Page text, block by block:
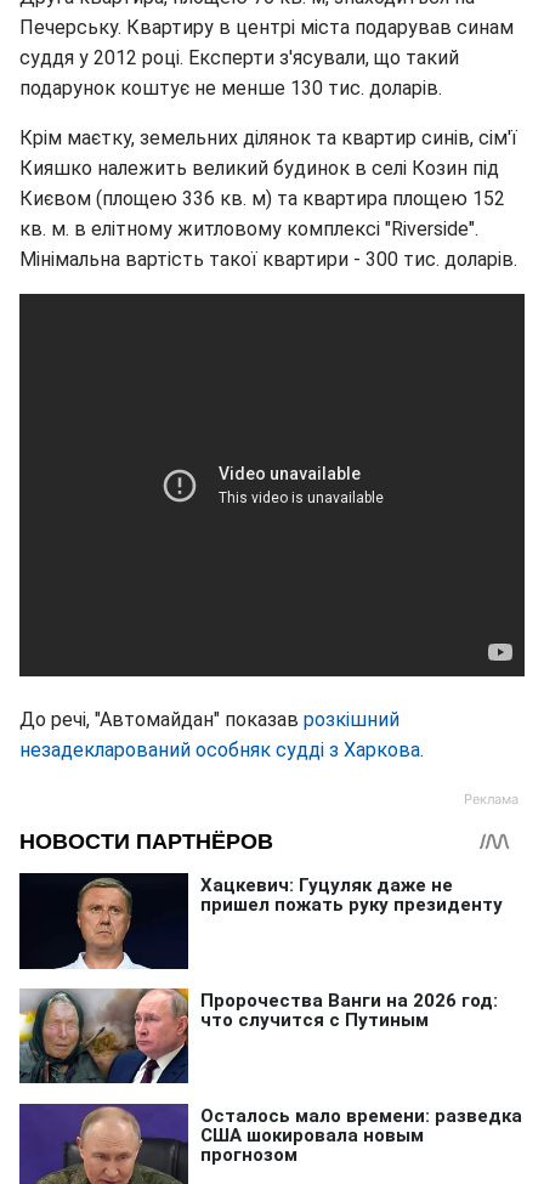
Печерську. Квартиру в центрі міста подарував синам
суддя у 2012 році. Експерти з'ясували, що такий
подарунок коштує не менше 130 тис. доларів.
Крім маєтку, земельних ділянок та квартир синів, сім'ї
Кияшко належить великий будинок в селі Козин під
Києвом (площею 336 кв. м) та квартира площею 152
кв. м. в елітному житловому комплексі "Riverside".
Мінімальна вартість такої квартири - 300 тис. доларів.
До речі, "Автомайдан" показав розкішний
незадекларований особняк судді з Харкова.